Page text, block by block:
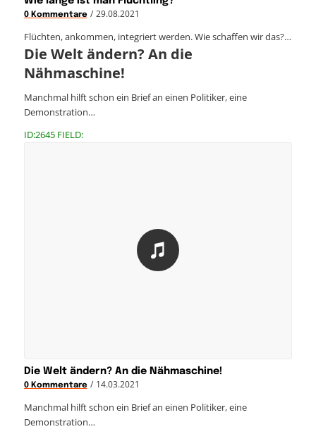
0 Kommentare / 29.08.2021
Flüchten, ankommen, integriert werden. Wie schaffen wir das?…
Die Welt ändern? An die
Nähmaschine!
Manchmal hilft schon ein Brief an einen Politiker, eine
Demonstration…
ID:2645 FIELD:
Die Welt ändern? An die Nähmaschine!
0 Kommentare / 14.03.2021
Manchmal hilft schon ein Brief an einen Politiker, eine
Demonstration…